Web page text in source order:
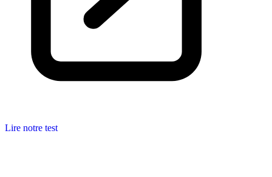
Lire notre test